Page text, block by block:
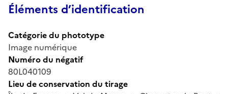
Éléments d’identification
Catégorie du phototype
Image numérique
Numéro du négatif
80L040109
Lieu de conservation du tirage